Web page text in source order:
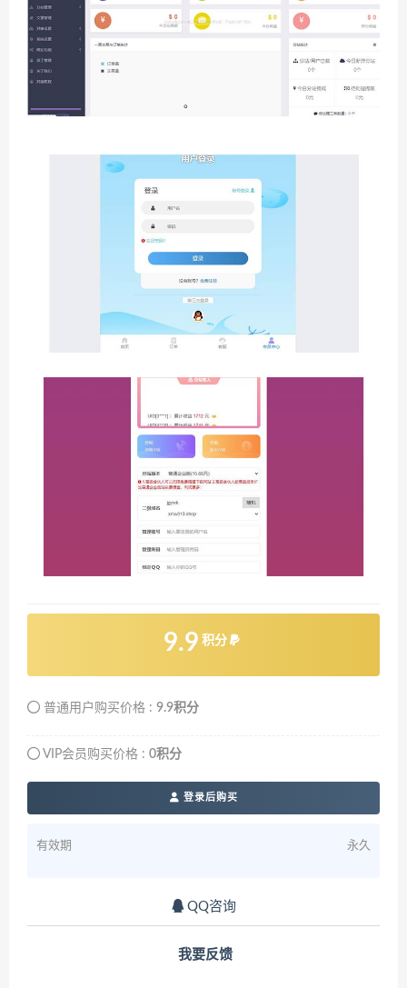
9.9 积分
普通用户购买价格 : 9.9积分
VIP会员购买价格 : 0积分
登录后购买
有效期 永久
QQ咨询
我要反馈